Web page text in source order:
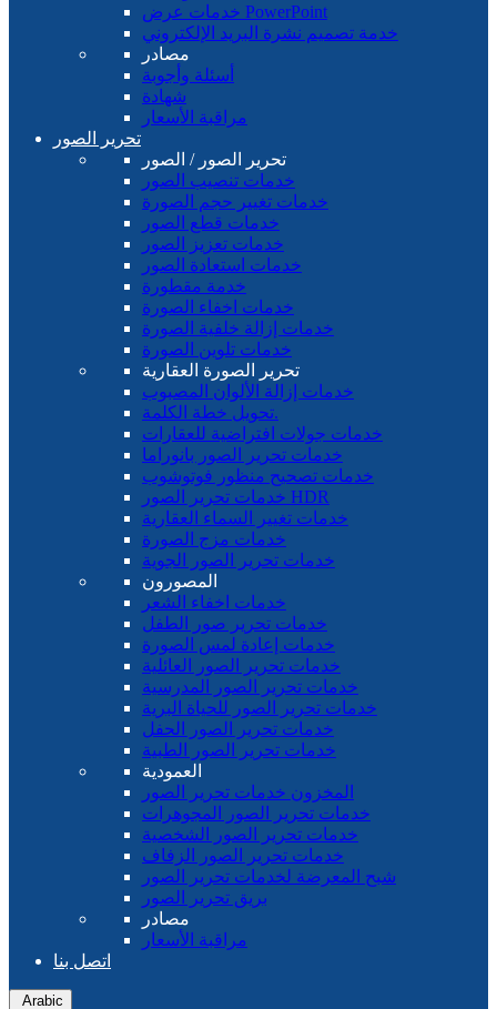
خدمات عرض PowerPoint
خدمة تصميم نشرة البريد الإلكتروني
مصادر
أسئلة وأجوبة
شهادة
مراقبة الأسعار
تحرير الصور
تحرير الصور / الصور
خدمات تنصيب الصور
خدمات تغيير حجم الصورة
خدمات قطع الصور
خدمات تعزيز الصور
خدمات استعادة الصور
خدمة مقطورة
خدمات اخفاء الصورة
خدمات إزالة خلفية الصورة
خدمات تلوين الصورة
تحرير الصورة العقارية
خدمات إزالة الألوان المصبوب
تحويل خطة الكلمة.
خدمات جولات افتراضية للعقارات
خدمات تحرير الصور بانوراما
خدمات تصحيح منظور فوتوشوب
خدمات تحرير الصور HDR
خدمات تغيير السماء العقارية
خدمات مزج الصورة
خدمات تحرير الصور الجوية
المصورون
خدمات اخفاء الشعر
خدمات تحرير صور الطفل
خدمات إعادة لمس الصورة
خدمات تحرير الصور العائلية
خدمات تحرير الصور المدرسية
خدمات تحرير الصور للحياة البرية
خدمات تحرير الصور الحفل
خدمات تحرير الصور الطبية
العمودية
المخزون خدمات تحرير الصور
خدمات تحرير الصور المجوهرات
خدمات تحرير الصور الشخصية
خدمات تحرير الصور الزفاف
شبح المعرضة لخدمات تحرير الصور
بريق تحرير الصور
مصادر
مراقبة الأسعار
اتصل بنا
Arabic